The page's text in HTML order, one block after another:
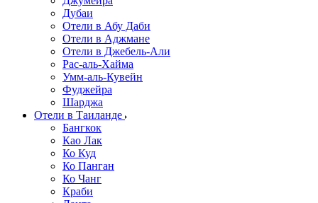
Дубаи
Отели в Абу Даби
Отели в Аджмане
Отели в Джебель-Али
Рас-аль-Хайма
Умм-аль-Кувейн
Фуджейра
Шарджа
Отели в Таиланде
Бангкок
Као Лак
Ко Куд
Ко Панган
Ко Чанг
Краби